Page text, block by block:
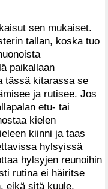
sen mukaiset.
tallan, koska tuo
paikallaan
tässä kitarassa se
ja rutisee. Jos
etu- tai
kielen
kiinni ja taas
hylsyissä
hylsyjen reunoihin
rutina ei häiritse
eikä sitä kuule,